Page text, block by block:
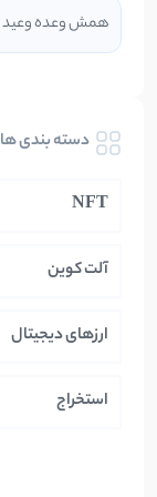
همش وعده وعید
دسته بندی ها
NFT
آلت کوین
ارزهای دیجیتال
استخراج